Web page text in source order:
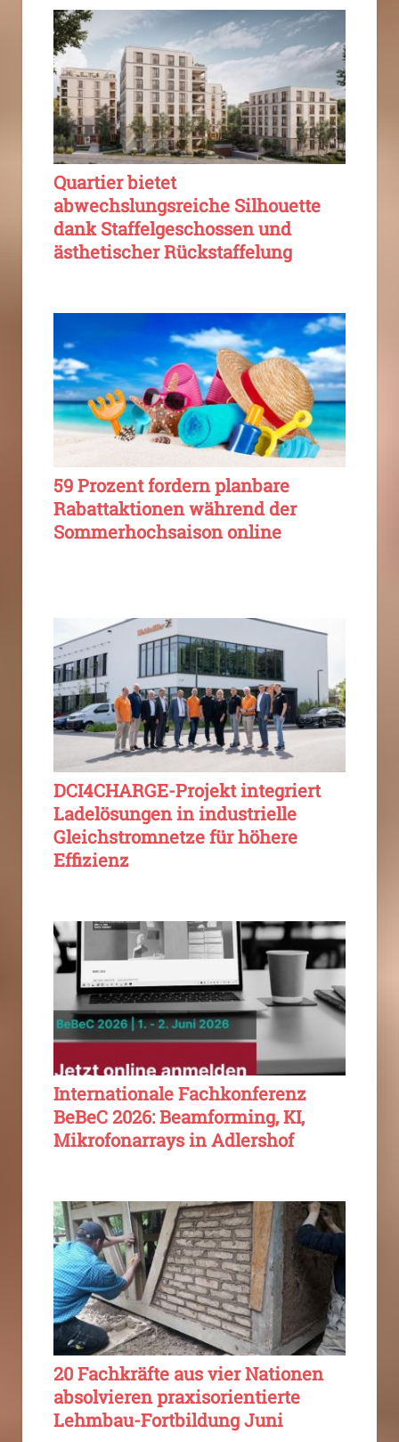
Quartier bietet
abwechslungsreiche Silhouette
dank Staffelgeschossen und
ästhetischer Rückstaffelung
59 Prozent fordern planbare
Rabattaktionen während der
Sommerhochsaison online
DCI4CHARGE-Projekt integriert
Ladelösungen in industrielle
Gleichstromnetze für höhere
Effizienz
Internationale Fachkonferenz
BeBeC 2026: Beamforming, KI,
Mikrofonarrays in Adlershof
20 Fachkräfte aus vier Nationen
absolvieren praxisorientierte
Lehmbau-Fortbildung Juni